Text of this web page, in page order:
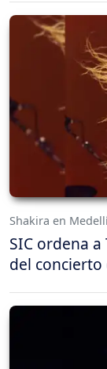
Shakira en
SIC ordena
del concierto